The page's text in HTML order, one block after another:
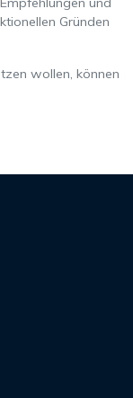
Gründen
wollen, können